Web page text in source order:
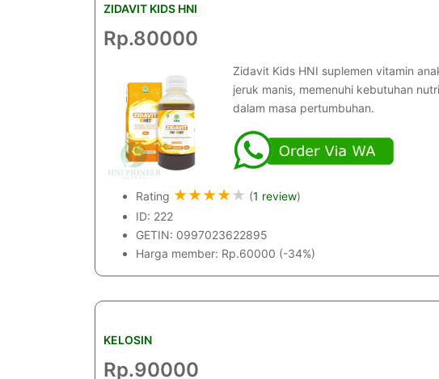
ZIDAVIT KIDS HNI
Rp.80000
Zidavit Kids HNI suplemen vitamin
jeruk manis, memenuhi kebutuhan
dalam masa pertumbuhan.
Rating ★★★★★ (1 review)
ID: 222
GETIN: 0997023622895
Harga member: Rp.60000 (-34%)
KELOSIN
Rp.90000